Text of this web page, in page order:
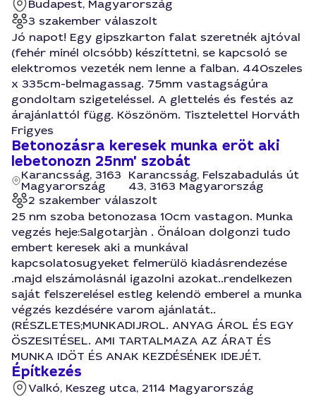
Budapest, Magyarország
3 szakember válaszolt
Jó napot! Egy gipszkarton falat szeretnék ajtóval
(fehér minél olcsóbb) készíttetni, se kapcsoló se
elektromos vezeték nem lenne a falban. 440szeles
x 335cm-belmagassag. 75mm vastagságúra
gondoltam szigeteléssel. A glettelés és festés az
árajánlattól függ. Köszönöm. Tisztelettel Horváth
Frigyes
Betonozásra keresek munka eröt aki
lebetonozn 25nm' szobát
Karancsság, 3163
Magyarország
Karancsság, Felszabadulás út
43, 3163 Magyarország
2 szakember válaszolt
25 nm szoba betonozasa 10cm vastagon. Munka
vegzés heje:Salgotarjàn . Önáloan dolgonzi tudo
embert keresek aki a munkával
kapcsolatosugyeket felmerülö kiadásrendezése
.majd elszámolásnál igazolni azokat..rendelkezen
saját felszerelésel estleg kelendö emberel a munka
végzés kezdésére varom ajánlatát..
(RÉSZLETES;MUNKADIJROL. ANYAG ÁROL ÉS EGY
ÖSZESITÉSEL. AMI TARTALMAZA AZ ÁRAT ÉS
MUNKA IDÖT ÉS ANAK KEZDÉSÉNEK IDEJÉT.
Építkezés
Valkó, Keszeg utca, 2114 Magyarország